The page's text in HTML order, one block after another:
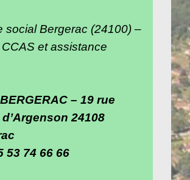
social Bergerac (24100) –
et assistance
– 19 rue
24108
53 74 66 66